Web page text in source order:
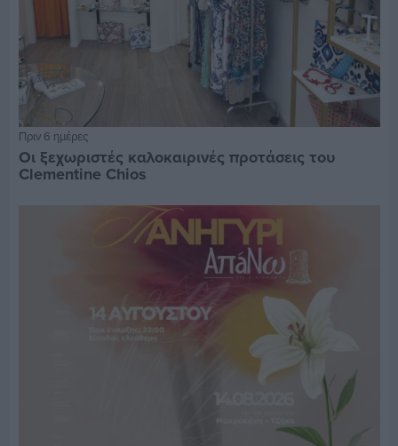
Πριν 6 ημέρες
Οι ξεχωριστές καλοκαιρινές προτάσεις του
Clementine Chios